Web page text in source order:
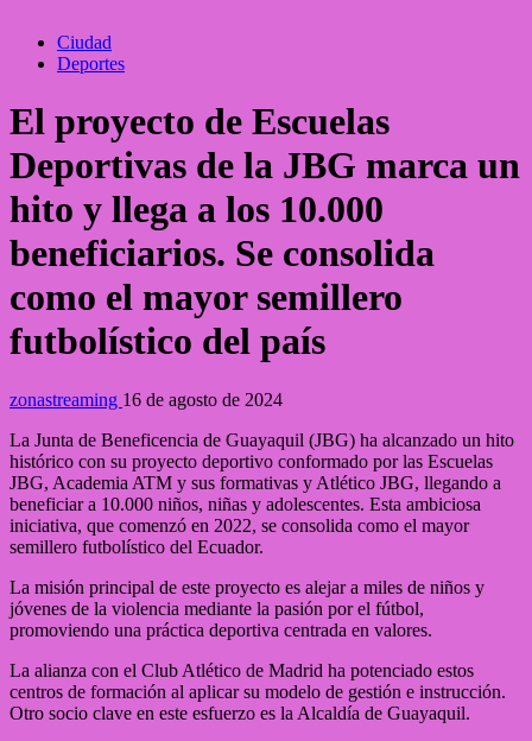
Ciudad
Deportes
El proyecto de Escuelas
Deportivas de la JBG marca un
hito y llega a los 10.000
beneficiarios. Se consolida
como el mayor semillero
futbolístico del país
zonastreaming 16 de agosto de 2024
La Junta de Beneficencia de Guayaquil (JBG) ha alcanzado un hito
histórico con su proyecto deportivo conformado por las Escuelas
JBG, Academia ATM y sus formativas y Atlético JBG, llegando a
beneficiar a 10.000 niños, niñas y adolescentes. Esta ambiciosa
iniciativa, que comenzó en 2022, se consolida como el mayor
semillero futbolístico del Ecuador.
La misión principal de este proyecto es alejar a miles de niños y
jóvenes de la violencia mediante la pasión por el fútbol,
promoviendo una práctica deportiva centrada en valores.
La alianza con el Club Atlético de Madrid ha potenciado estos
centros de formación al aplicar su modelo de gestión e instrucción.
Otro socio clave en este esfuerzo es la Alcaldía de Guayaquil.